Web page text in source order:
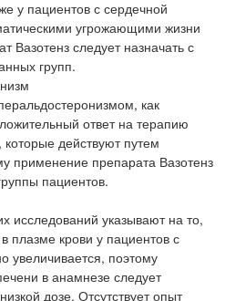
у пациентов с сердечной
угрожающими жизни
Вазотенз следует назначать с
групп.
как
ответ на терапию
действуют путем
применение препарата Вазотенз
пациентов.
исследований указывают на то,
плазме крови у пациентов с
увеличивается, поэтому
в анамнезе следует
дозе. Отсутствует опыт